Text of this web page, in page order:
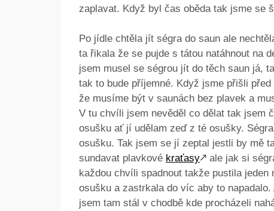
zaplavat. Když byl čas oběda tak jsme se
Po jídle chtěla jít ségra do saun ale
ta řikala že se pujde s tátou natáhnout na
jsem musel se ségrou jít do těch saun já,
tak to bude příjemné. Když jsme přišli
že musíme být v saunách bez plavek a
V tu chvíli jsem nevěděl co dělat tak jsem
osušku ať jí udělam zeď z té osušky.
osušku. Tak jsem se jí zeptal jestli by mě
sundavat plavkové kraťasy🡕 ale jak si
každou chvíli spadnout takže pustila
osušku a zastrkala do víc aby to
jsem tam stál v chodbě kde procházeli